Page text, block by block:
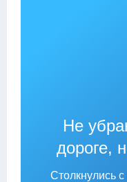
Не
дороге,
Столкнулись